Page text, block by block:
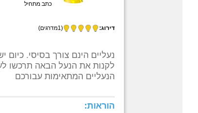
כתב מתחיל
דירוג: (1מדרגים)
נעליים הינם צורך בסיסי. כיום
לקנות את הנעל הבאה תרכשו
הנעליים המתאימות עבורכם
הוראות: